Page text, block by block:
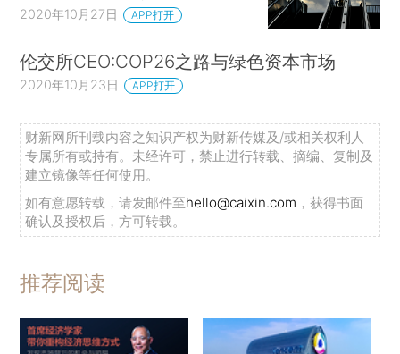
2020年10月27日 APP打开
伦交所CEO:COP26之路与绿色资本市场
2020年10月23日 APP打开
财新网所刊载内容之知识产权为财新传媒及/或相关权利人
专属所有或持有。未经许可，禁止进行转载、摘编、复制及
建立镜像等任何使用。
如有意愿转载，请发邮件至hello@caixin.com ，获得书面
确认及授权后，方可转载。
推荐阅读